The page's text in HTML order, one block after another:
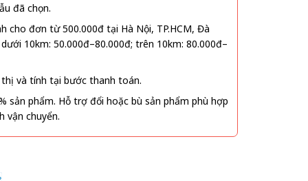
đã chọn.
cho đơn từ 500.000đ tại Hà Nội, TP.HCM, Đà
10km: 50.000đ–80.000đ; trên 10km: 80.000đ–
và tính tại bước thanh toán.
sản phẩm. Hỗ trợ đổi hoặc bù sản phẩm phù hợp
vận chuyển.